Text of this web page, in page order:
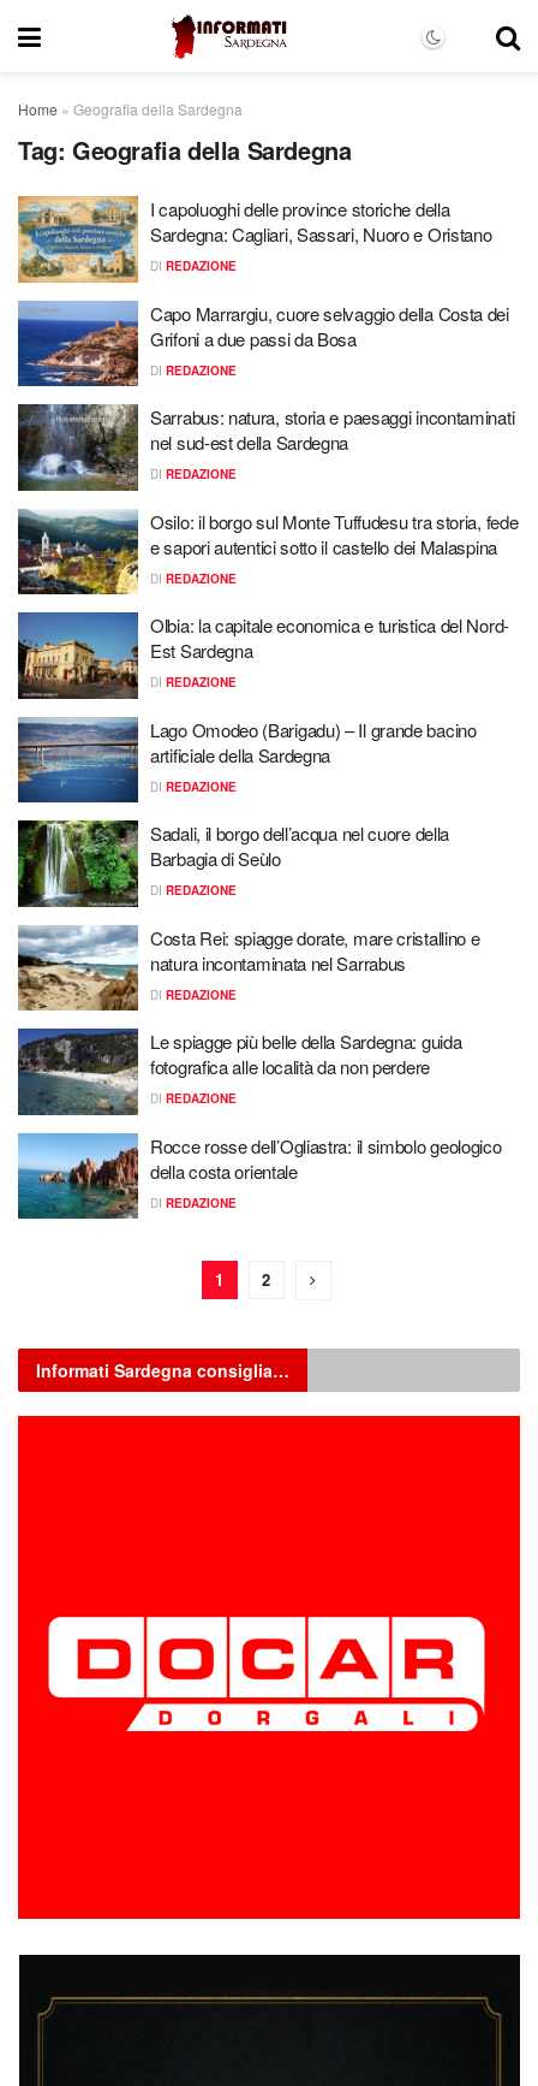
Home » Geografia della Sardegna
Tag: Geografia della Sardegna
I capoluoghi delle province storiche della
Sardegna: Cagliari, Sassari, Nuoro e Oristano
DI REDAZIONE
Capo Marrargiu, cuore selvaggio della Costa dei
Grifoni a due passi da Bosa
DI REDAZIONE
Sarrabus: natura, storia e paesaggi incontaminati
nel sud-est della Sardegna
DI REDAZIONE
Osilo: il borgo sul Monte Tuffudesu tra storia, fede
e sapori autentici sotto il castello dei Malaspina
DI REDAZIONE
Olbia: la capitale economica e turistica del Nord-
Est Sardegna
DI REDAZIONE
Lago Omodeo (Barigadu) – Il grande bacino
artificiale della Sardegna
DI REDAZIONE
Sadali, il borgo dell’acqua nel cuore della
Barbagia di Seùlo
DI REDAZIONE
Costa Rei: spiagge dorate, mare cristallino e
natura incontaminata nel Sarrabus
DI REDAZIONE
Le spiagge più belle della Sardegna: guida
fotografica alle località da non perdere
DI REDAZIONE
Rocce rosse dell’Ogliastra: il simbolo geologico
della costa orientale
DI REDAZIONE
1 2
Informati Sardegna consiglia…